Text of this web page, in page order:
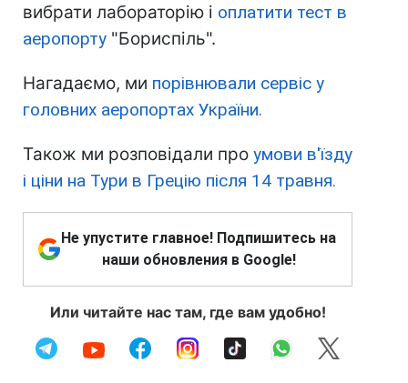
вибрати лабораторію і оплатити тест в
аеропорту "Бориспіль".
Нагадаємо, ми порівнювали сервіс у
головних аеропортах України.
Також ми розповідали про умови в'їзду
і ціни на Тури в Грецію після 14 травня.
Не упустите главное! Подпишитесь на
наши обновления в Google!
Или читайте нас там, где вам удобно!